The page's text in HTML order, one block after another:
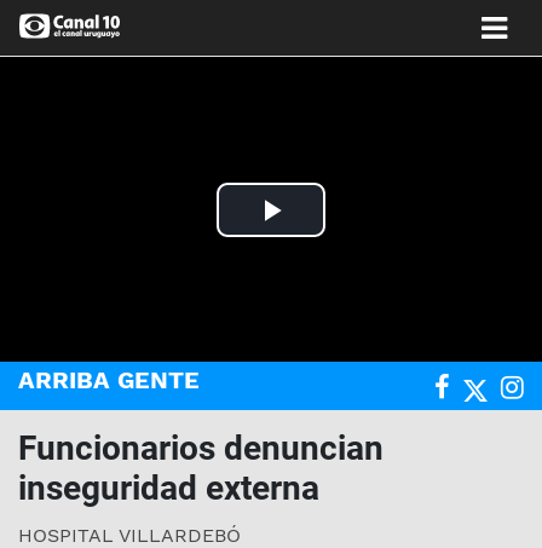
Play
ARRIBA GENTE
Funcionarios denuncian
inseguridad externa
HOSPITAL VILLARDEBÓ